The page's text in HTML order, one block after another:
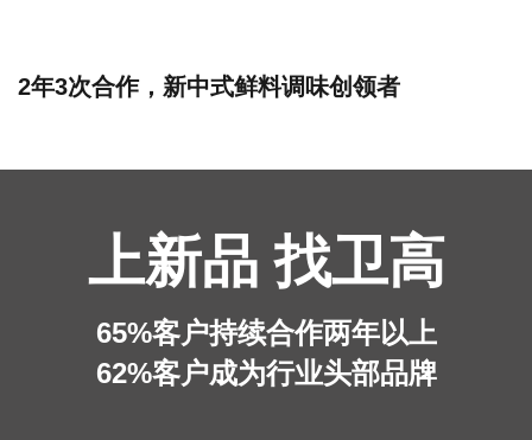
2年3次合作，新中式鲜料调味创领者
上新品 找卫高
65%客户持续合作两年以上
62%客户成为行业头部品牌